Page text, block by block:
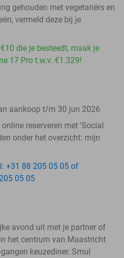
gehouden met vegetariërs en
vermeld deze bij je
die je besteedt, maak je
17 Pro t.w.v. €1.329!
aankoop t/m 30 jun 2026
reserveren met 'Social
onder het overzicht: mijn
+31 88 205 05 05 of
05 05
avond uit met je partner of
het centrum van Maastricht
keuzediner. Smul